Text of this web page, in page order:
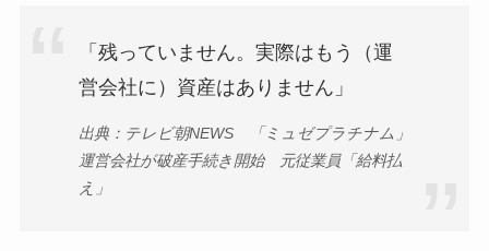
「残っていません。実際はもう（運
営会社に）資産はありません」
出典：テレビ朝NEWS 「ミュゼプラチナム」
運営会社が破産手続き開始 元従業員「給料払
え」